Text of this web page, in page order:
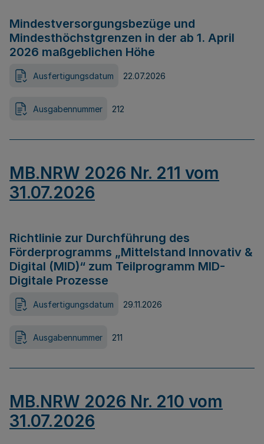
Mindestversorgungsbezüge und
Mindesthöchstgrenzen in der ab 1. April
2026 maßgeblichen Höhe
Ausfertigungsdatum 22.07.2026
Ausgabennummer 212
MB.NRW 2026 Nr. 211 vom
31.07.2026
Richtlinie zur Durchführung des
Förderprogramms „Mittelstand Innovativ &
Digital (MID)“ zum Teilprogramm MID-
Digitale Prozesse
Ausfertigungsdatum 29.11.2026
Ausgabennummer 211
MB.NRW 2026 Nr. 210 vom
31.07.2026